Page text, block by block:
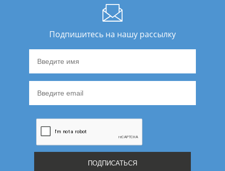
Подпишитесь на нашу рассылку